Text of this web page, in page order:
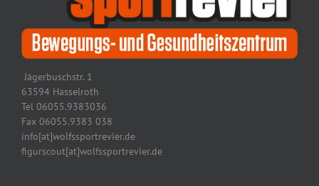
Jägerbuschstr. 1
63594 Hasselroth
Tel 06055.9383036
Fax 06055.9383 038
info[at]wolfssportrevier.de
figurscout[at]wolfssportrevier.de